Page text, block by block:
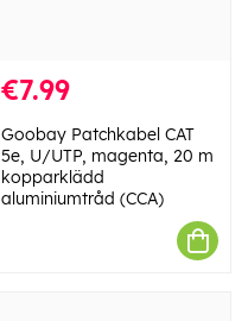
€7.99
Goobay Patchkabel CAT
5e, U/UTP, magenta, 20 m
kopparklädd
aluminiumtråd (CCA)